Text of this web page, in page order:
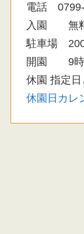
電話
入園 無
駐車場
開園 9時
休園 指定
休園日カレ